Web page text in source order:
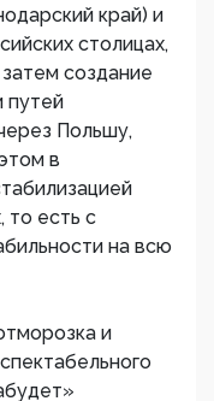
край) и
столицах,
создание
путей
Польшу,
в
то есть с
на всю
и